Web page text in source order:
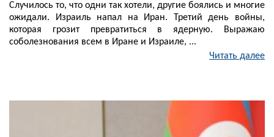
Случилось то, что одни так хотели, другие боялись и многие
ожидали. Израиль напал на Иран. Третий день войны,
которая грозит превратиться в ядерную. Выражаю
соболезнования всем в Иране и Израиле, ...
Читать далее